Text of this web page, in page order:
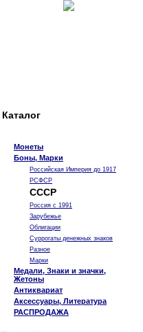
Каталог
Монеты
Боны, Марки
Российская Империя до 1917
РСФСР
СССР
Россия с 1991
Зарубежье
Облигации
Суррогаты денежных знаков
Разное
Марки
Медали, Знаки и значки,
Жетоны
Антиквариат
Аксессуары, Литература
РАСПРОДАЖА